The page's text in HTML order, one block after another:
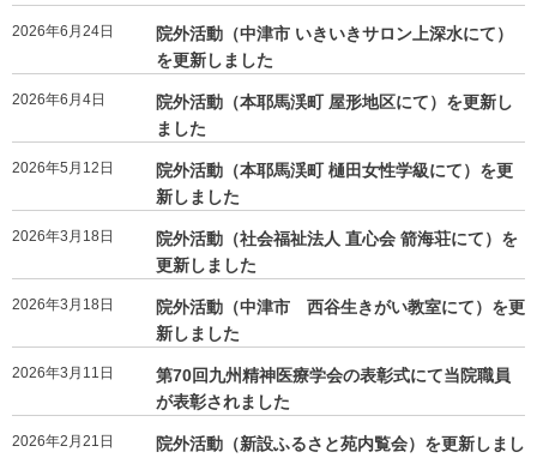
2026年6月24日
院外活動（中津市 いきいきサロン上深水にて）
を更新しました
2026年6月4日
院外活動（本耶馬渓町 屋形地区にて）を更新し
ました
2026年5月12日
院外活動（本耶馬渓町 樋田女性学級にて）を更
新しました
2026年3月18日
院外活動（社会福祉法人 直心会 箭海荘にて）を
更新しました
2026年3月18日
院外活動（中津市 西谷生きがい教室にて）を更
新しました
2026年3月11日
第70回九州精神医療学会の表彰式にて当院職員
が表彰されました
2026年2月21日
院外活動（新設ふるさと苑内覧会）を更新しまし